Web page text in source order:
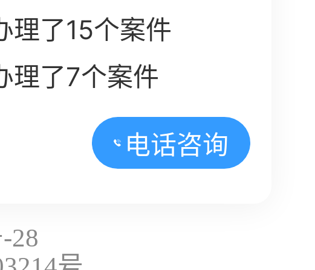
理了15个案件
理了7个案件
电话咨询
28